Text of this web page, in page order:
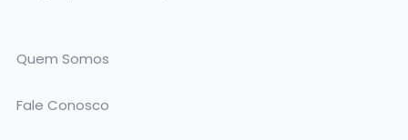
Quem Somos
Fale Conosco